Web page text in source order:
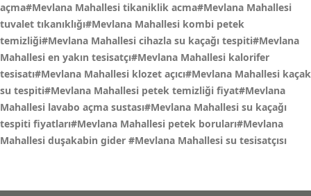
açma#Mevlana Mahallesi tikaniklik acma#Mevlana Mahallesi
tuvalet tıkanıklığı#Mevlana Mahallesi kombi petek
temizliği#Mevlana Mahallesi cihazla su kaçağı tespiti#Mevlana
Mahallesi en yakın tesisatçı#Mevlana Mahallesi kalorifer
tesisatı#Mevlana Mahallesi klozet açıcı#Mevlana Mahallesi kaçak
su tespiti#Mevlana Mahallesi petek temizliği fiyat#Mevlana
Mahallesi lavabo açma sustası#Mevlana Mahallesi su kaçağı
tespiti fiyatları#Mevlana Mahallesi petek boruları#Mevlana
Mahallesi duşakabin gider #Mevlana Mahallesi su tesisatçısı